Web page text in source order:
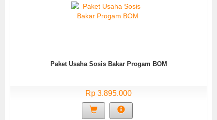
Paket Usaha Sosis Bakar Progam BOM
Rp 3.895.000